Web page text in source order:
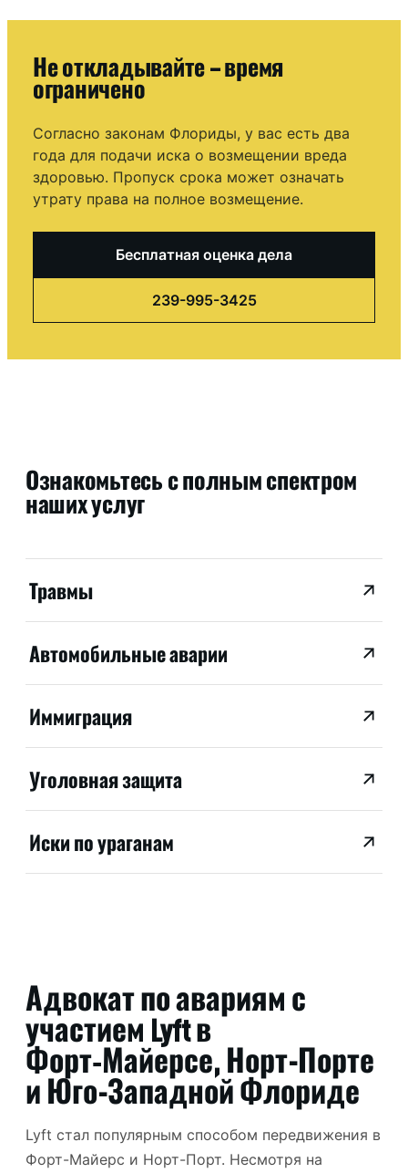
Не откладывайте – время
ограничено
Согласно законам Флориды, у вас есть два
года для подачи иска о возмещении вреда
здоровью. Пропуск срока может означать
утрату права на полное возмещение.
Бесплатная оценка дела
239-995-3425
Ознакомьтесь с полным спектром
наших услуг
Травмы
Автомобильные аварии
Иммиграция
Уголовная защита
Иски по ураганам
Адвокат по авариям с
участием Lyft в
Форт‑Майерсе, Норт-Порте
и Юго-Западной Флориде
Lyft стал популярным способом передвижения в
Форт-Майерс и Норт-Порт. Несмотря на